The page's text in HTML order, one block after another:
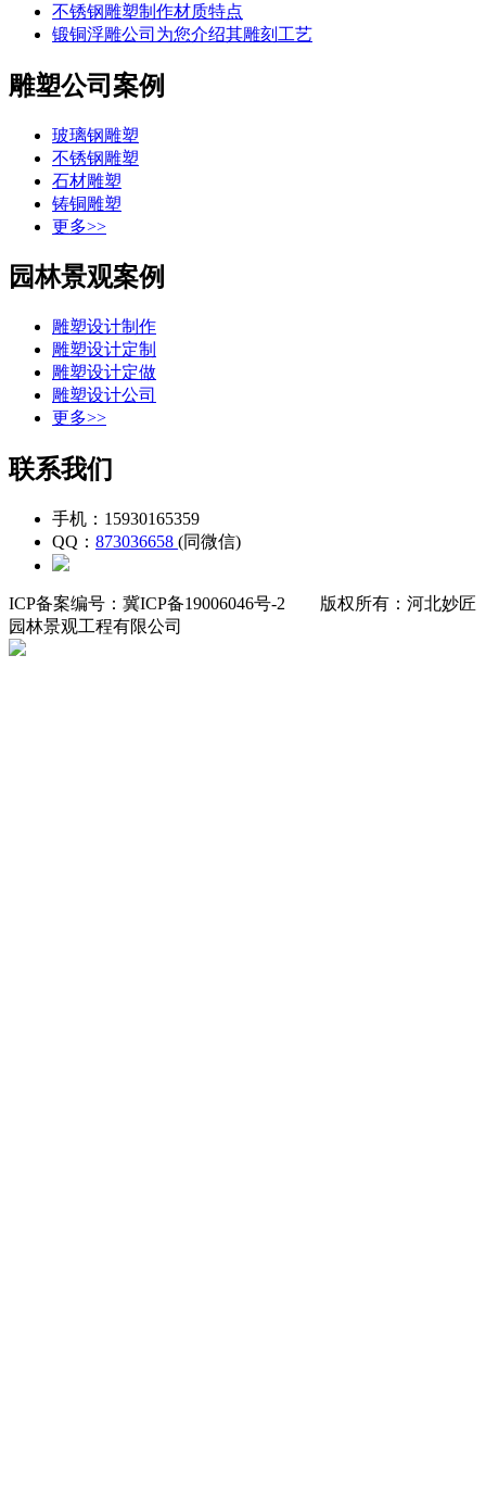
不锈钢雕塑制作材质特点
锻铜浮雕公司为您介绍其雕刻工艺
雕塑公司案例
玻璃钢雕塑
不锈钢雕塑
石材雕塑
铸铜雕塑
更多>>
园林景观案例
雕塑设计制作
雕塑设计定制
雕塑设计定做
雕塑设计公司
更多>>
联系我们
手机：15930165359
QQ： 873036658 (同微信)
ICP备案编号：冀ICP备19006046号-2
版权所有：河北妙匠
园林景观工程有限公司